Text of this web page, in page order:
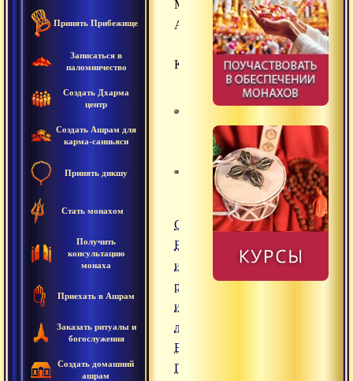
Принять Прибежище
Записаться в
паломничество
Создать Дхарма
центр
Создать Ашрам для
карма-санньяси
Принять дикшу
Стать монахом
Получить
консультацию
монаха
Приехать в Ашрам
Заказать ритуалы и
богослужения
Создать домашний
ашрам
Мы
Арии
Культура
Ом Шакти Ом ||
Бхаджан в
исполнении
русскоязычных
индуистов
линии Свами
Вишнудевананда
Гири